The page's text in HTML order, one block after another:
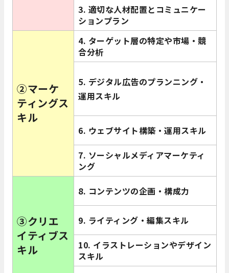
3. 適切な人材配置とコミュニケー
ションプラン
②マーケ
ティングス
キル
4. ターゲット層の特定や市場・競
合分析
5. デジタル広告のプランニング・
運用スキル
6. ウェブサイト構築・運用スキル
7. ソーシャルメディアマーケティ
ング
③クリエ
イティブス
キル
8. コンテンツの企画・構成力
9. ライティング・編集スキル
10. イラストレーションやデザイン
スキル